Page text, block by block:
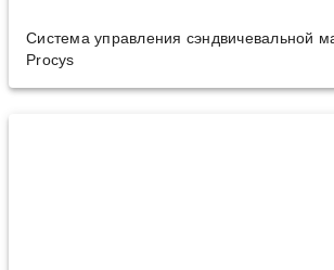
Система управления сэндвичевальной
Procys